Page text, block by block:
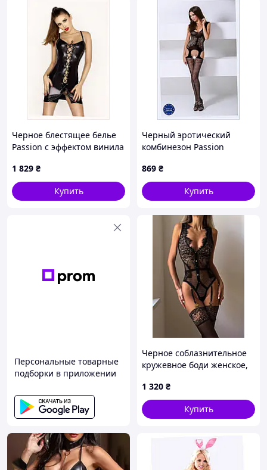
Черное блестящее белье
Passion с эффектом винила
1 829 ₴
Купить
Черный эротический
комбинезон Passion
110M35C6X3
869 ₴
Купить
Персональные товарные
подборки в приложении
Черное соблазнительное
кружевное боди женское,
эластичное
1 320 ₴
Купить